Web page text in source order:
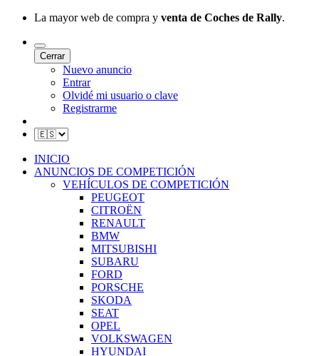
La mayor web de compra y venta de Coches de Rally.
Cerrar
Nuevo anuncio
Entrar
Olvidé mi usuario o clave
Registrarme
INICIO
ANUNCIOS DE COMPETICIÓN
VEHÍCULOS DE COMPETICIÓN
PEUGEOT
CITROËN
RENAULT
BMW
MITSUBISHI
SUBARU
FORD
PORSCHE
SKODA
SEAT
OPEL
VOLKSWAGEN
HYUNDAI